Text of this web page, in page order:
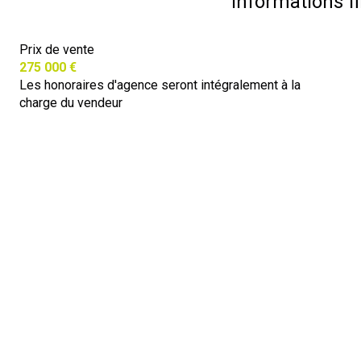
Prix de vente
275 000 €
Les honoraires d'agence seront intégralement à la
charge du vendeur